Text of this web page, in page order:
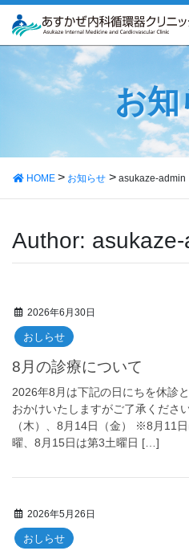
お知
HOME お知らせ asukaze-admin
Author:
2026年6月30日
おしらせ
8月の診療について
2026年8月は下記の日にちを休診
おかけいたしますがご了承くださ
（木）、8月14日（金） ※8月11
曜、8月15日は第3土曜日 […]
2026年5月26日
おしらせ